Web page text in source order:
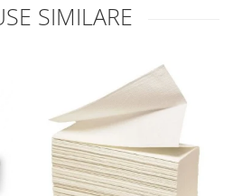
SIMILARE